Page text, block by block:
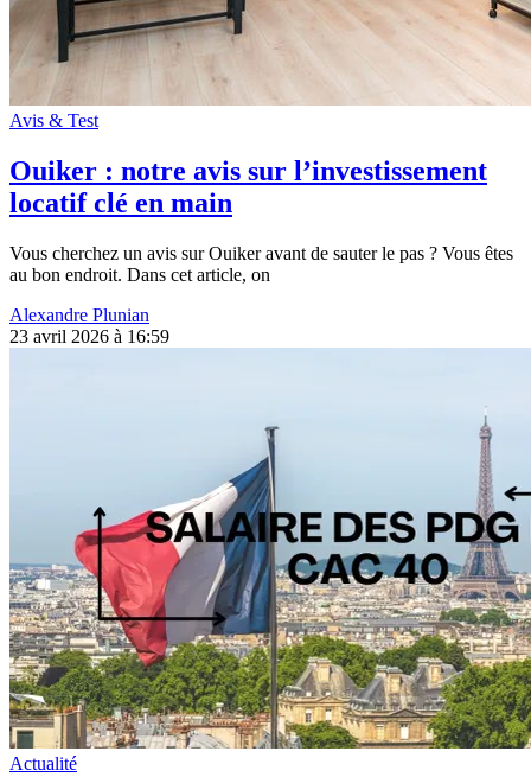
Avis & Test
Ouiker : notre avis sur l’investissement
locatif clé en main
Vous cherchez un avis sur Ouiker avant de sauter le pas ? Vous êtes
au bon endroit. Dans cet article, on
Alexandre Plunian
23 avril 2026 à 16:59
Actualité